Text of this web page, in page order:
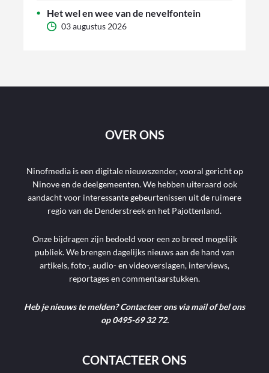
Het wel en wee van de nevelfontein
03 augustus 2026
OVER ONS
Ninofmedia is een digitale nieuwszender, vooral gericht op
Ninove en de deelgemeenten. We hebben uiteraard ook
aandacht voor interessante gebeurtenissen uit de ruimere
regio van de Denderstreek en het Pajottenland.
Onze bijdragen zijn bedoeld voor een zo breed mogelijk
publiek. We brengen dagelijks nieuws aan de hand van
artikels, foto-, audio- en videoverslagen, interviews,
reportages en commentaarstukken.
Heb je nieuws te melden? Contacteer ons via mail of bel ons
op 0495-69 32 72.
CONTACTEER ONS